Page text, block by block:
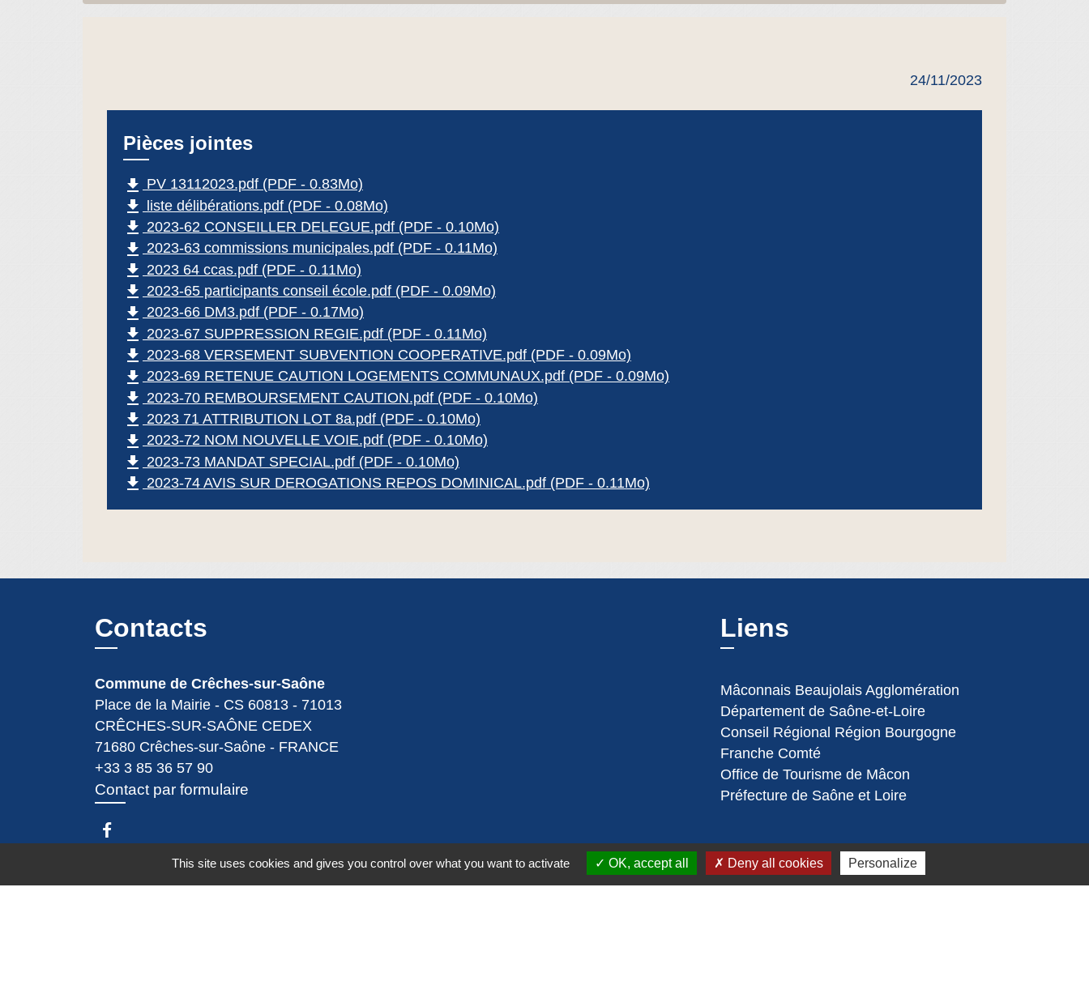
24/11/2023
Pièces jointes
file_download PV 13112023.pdf (PDF - 0.83Mo)
file_download liste délibérations.pdf (PDF - 0.08Mo)
file_download 2023-62 CONSEILLER DELEGUE.pdf (PDF - 0.10Mo)
file_download 2023-63 commissions municipales.pdf (PDF - 0.11Mo)
file_download 2023 64 ccas.pdf (PDF - 0.11Mo)
file_download 2023-65 participants conseil école.pdf (PDF - 0.09Mo)
file_download 2023-66 DM3.pdf (PDF - 0.17Mo)
file_download 2023-67 SUPPRESSION REGIE.pdf (PDF - 0.11Mo)
file_download 2023-68 VERSEMENT SUBVENTION COOPERATIVE.pdf (PDF - 0.09Mo)
file_download 2023-69 RETENUE CAUTION LOGEMENTS COMMUNAUX.pdf (PDF - 0.09Mo)
file_download 2023-70 REMBOURSEMENT CAUTION.pdf (PDF - 0.10Mo)
file_download 2023 71 ATTRIBUTION LOT 8a.pdf (PDF - 0.10Mo)
file_download 2023-72 NOM NOUVELLE VOIE.pdf (PDF - 0.10Mo)
file_download 2023-73 MANDAT SPECIAL.pdf (PDF - 0.10Mo)
file_download 2023-74 AVIS SUR DEROGATIONS REPOS DOMINICAL.pdf (PDF - 0.11Mo)
Contacts
Commune de Crêches-sur-Saône
Place de la Mairie - CS 60813 - 71013
CRÊCHES-SUR-SAÔNE CEDEX
71680 Crêches-sur-Saône - FRANCE
+33 3 85 36 57 90
Contact par formulaire
Espace Réservé
Liens
Mâconnais Beaujolais Agglomération
Département de Saône-et-Loire
Conseil Régional Région Bourgogne
Franche Comté
Office de Tourisme de Mâcon
Préfecture de Saône et Loire
This site uses cookies and gives you control over what you want to activate OK, accept all Deny all cookies Personalize